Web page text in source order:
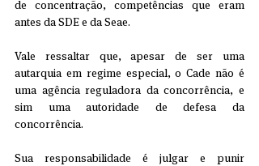
de concentração, competências que eram
antes da SDE e da Seae.
Vale ressaltar que, apesar de ser uma
autarquia em regime especial, o Cade não é
uma agência reguladora da concorrência, e
sim uma autoridade de defesa da
concorrência.
Sua responsabilidade é julgar e punir